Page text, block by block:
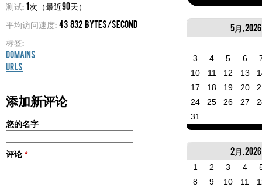
5月, 2026
3 4 5 6
10
11 12 13
17
18 19 20
24
25 26 27
31
2月, 2026
1 2 3 4
8
9 10 11
测试: 1次（最近90天）
平均访问速度: 43 832 bytes/second
标签:
Domains
URLs
添加新评论
您的名字
评论 *